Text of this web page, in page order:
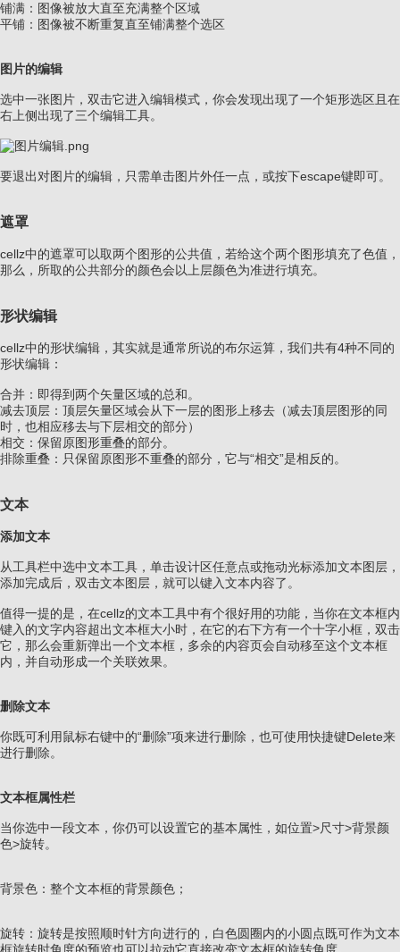
铺满：图像被放大直至充满整个区域
平铺：图像被不断重复直至铺满整个选区
图片的编辑
选中一张图片，双击它进入编辑模式，你会发现出现了一个矩形选区且在
右上侧出现了三个编辑工具。
要退出对图片的编辑，只需单击图片外任一点，或按下escape键即可。
遮罩
cellz中的遮罩可以取两个图形的公共值，若给这个两个图形填充了色值，
那么，所取的公共部分的颜色会以上层颜色为准进行填充。
形状编辑
cellz中的形状编辑，其实就是通常所说的布尔运算，我们共有4种不同的
形状编辑：
合并：即得到两个矢量区域的总和。
减去顶层：顶层矢量区域会从下一层的图形上移去（减去顶层图形的同
时，也相应移去与下层相交的部分）
相交：保留原图形重叠的部分。
排除重叠：只保留原图形不重叠的部分，它与“相交”是相反的。
文本
添加文本
从工具栏中选中文本工具，单击设计区任意点或拖动光标添加文本图层，
添加完成后，双击文本图层，就可以键入文本内容了。
值得一提的是，在cellz的文本工具中有个很好用的功能，当你在文本框内
键入的文字内容超出文本框大小时，在它的右下方有一个十字小框，双击
它，那么会重新弹出一个文本框，多余的内容页会自动移至这个文本框
内，并自动形成一个关联效果。
删除文本
你既可利用鼠标右键中的“删除”项来进行删除，也可使用快捷键Delete来
进行删除。
文本框属性栏
当你选中一段文本，你仍可以设置它的基本属性，如位置>尺寸>背景颜
色>旋转。
背景色：整个文本框的背景颜色；
旋转：旋转是按照顺时针方向进行的，白色圆圈内的小圆点既可作为文本